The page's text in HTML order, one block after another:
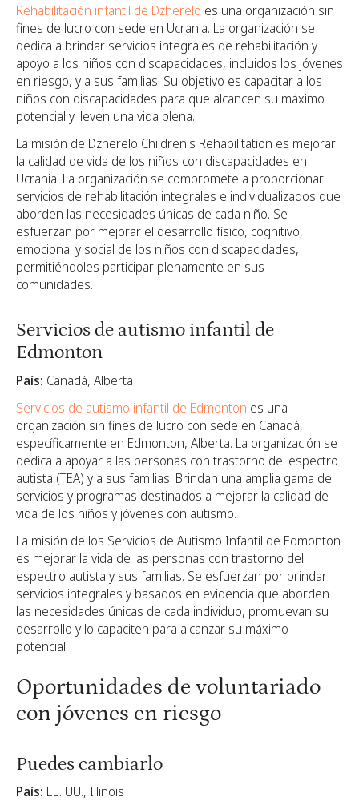
Rehabilitación infantil de Dzherelo es una organización sin
fines de lucro con sede en Ucrania. La organización se
dedica a brindar servicios integrales de rehabilitación y
apoyo a los niños con discapacidades, incluidos los jóvenes
en riesgo, y a sus familias. Su objetivo es capacitar a los
niños con discapacidades para que alcancen su máximo
potencial y lleven una vida plena.
La misión de Dzherelo Children's Rehabilitation es mejorar
la calidad de vida de los niños con discapacidades en
Ucrania. La organización se compromete a proporcionar
servicios de rehabilitación integrales e individualizados que
aborden las necesidades únicas de cada niño. Se
esfuerzan por mejorar el desarrollo físico, cognitivo,
emocional y social de los niños con discapacidades,
permitiéndoles participar plenamente en sus
comunidades.
Servicios de autismo infantil de
Edmonton
País: Canadá, Alberta
Servicios de autismo infantil de Edmonton es una
organización sin fines de lucro con sede en Canadá,
específicamente en Edmonton, Alberta. La organización se
dedica a apoyar a las personas con trastorno del espectro
autista (TEA) y a sus familias. Brindan una amplia gama de
servicios y programas destinados a mejorar la calidad de
vida de los niños y jóvenes con autismo.
La misión de los Servicios de Autismo Infantil de Edmonton
es mejorar la vida de las personas con trastorno del
espectro autista y sus familias. Se esfuerzan por brindar
servicios integrales y basados en evidencia que aborden
las necesidades únicas de cada individuo, promuevan su
desarrollo y lo capaciten para alcanzar su máximo
potencial.
Oportunidades de voluntariado
con jóvenes en riesgo
Puedes cambiarlo
País: EE. UU., Illinois